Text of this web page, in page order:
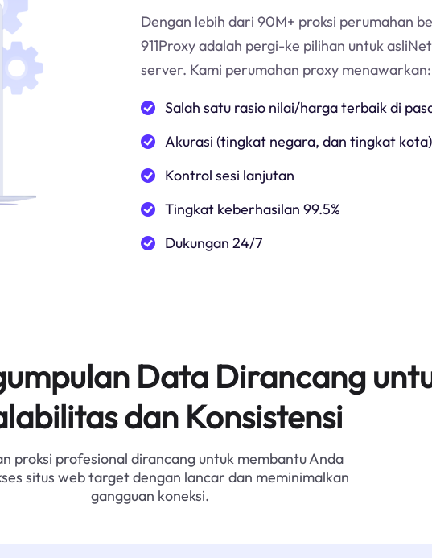
Dengan lebih dari 90M+ proksi perumahan
911Proxy adalah pergi-ke pilihan untuk
server. Kami perumahan proxy menawarkan:
Salah satu rasio nilai/harga terbaik di
Akurasi (tingkat negara, dan tingkat
Kontrol sesi lanjutan
Tingkat keberhasilan 99.5%
Dukungan 24/7
Data Dirancang
dan Konsistensi
proksi profesional dirancang untuk membantu Anda
situs web target dengan lancar dan meminimalkan
gangguan koneksi.